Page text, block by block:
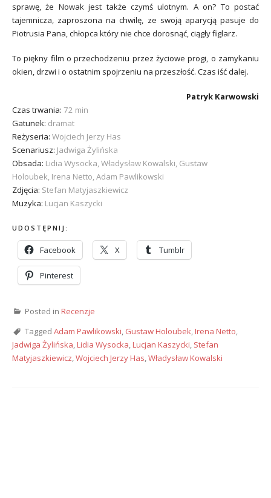
sprawę, że Nowak jest także czymś ulotnym. A on? To postać
tajemnicza, zaproszona na chwilę, ze swoją aparycją pasuje do
Piotrusia Pana, chłopca który nie chce dorosnąć, ciągły figlarz.
To piękny film o przechodzeniu przez życiowe progi, o zamykaniu
okien, drzwi i o ostatnim spojrzeniu na przeszłość. Czas iść dalej.
Patryk Karwowski
Czas trwania: 72 min
Gatunek: dramat
Reżyseria: Wojciech Jerzy Has
Scenariusz: Jadwiga Żylińska
Obsada: Lidia Wysocka, Władysław Kowalski, Gustaw
Holoubek, Irena Netto, Adam Pawlikowski
Zdjęcia: Stefan Matyjaszkiewicz
Muzyka: Lucjan Kaszycki
UDOSTĘPNIJ:
Facebook X Tumblr
Pinterest
Posted in Recenzje
Tagged Adam Pawlikowski, Gustaw Holoubek,Irena Netto,
Jadwiga Żylińska,Lidia Wysocka,Lucjan Kaszycki, Stefan
Matyjaszkiewicz,Wojciech Jerzy Has,Władysław Kowalski